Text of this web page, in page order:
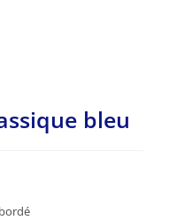
bleu